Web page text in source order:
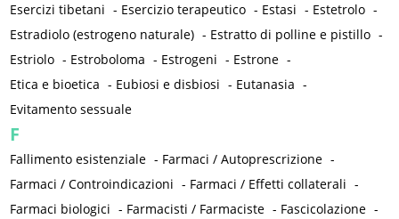
Esercizi tibetani - Esercizio terapeutico - Estasi - Estetrolo -
Estradiolo (estrogeno naturale) - Estratto di polline e pistillo -
Estriolo - Estroboloma - Estrogeni - Estrone -
Etica e bioetica - Eubiosi e disbiosi - Eutanasia -
Evitamento sessuale
F
Fallimento esistenziale - Farmaci / Autoprescrizione -
Farmaci / Controindicazioni - Farmaci / Effetti collaterali -
Farmaci biologici - Farmacisti / Farmaciste - Fascicolazione -